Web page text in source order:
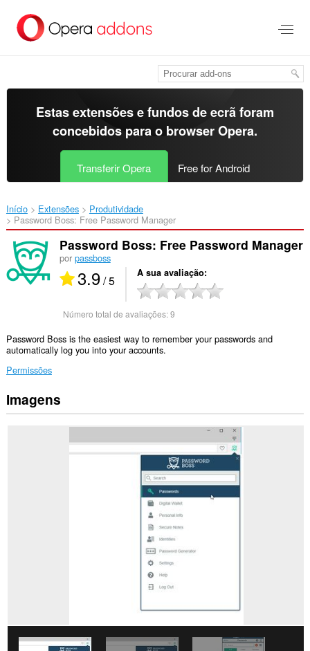
para
Estas extensões e fundos de ecrã foram
concebidos para o browser Opera.
Transferir Opera Free for Android
Início Extensões
Produtividade
Password Boss: Free Password Manager‎
Password Boss: Free Password Manager
por passboss
3.9/ 5 A sua avaliação
Número total de avaliações:9
Password Boss is the easiest way to remember your passwords and
automatically log you into your accounts.
Permissões
Esta
extensão
pode
Imagens